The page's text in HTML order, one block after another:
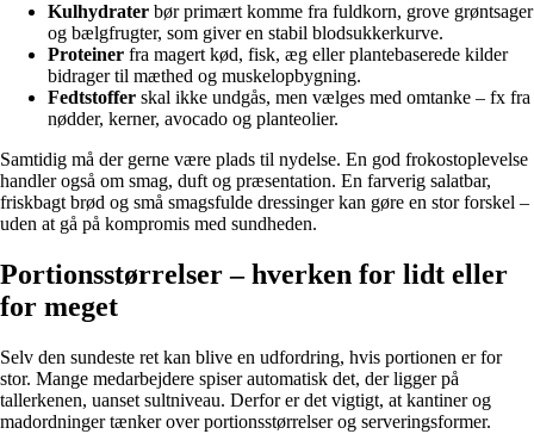
Kulhydrater bør primært komme fra fuldkorn, grove grøntsager
og bælgfrugter, som giver en stabil blodsukkerkurve.
Proteiner fra magert kød, fisk, æg eller plantebaserede kilder
bidrager til mæthed og muskelopbygning.
Fedtstoffer skal ikke undgås, men vælges med omtanke – fx fra
nødder, kerner, avocado og planteolier.
Samtidig må der gerne være plads til nydelse. En god frokostoplevelse
handler også om smag, duft og præsentation. En farverig salatbar,
friskbagt brød og små smagsfulde dressinger kan gøre en stor forskel –
uden at gå på kompromis med sundheden.
Portionsstørrelser – hverken for lidt eller
for meget
Selv den sundeste ret kan blive en udfordring, hvis portionen er for
stor. Mange medarbejdere spiser automatisk det, der ligger på
tallerkenen, uanset sultniveau. Derfor er det vigtigt, at kantiner og
madordninger tænker over portionsstørrelser og serveringsformer.